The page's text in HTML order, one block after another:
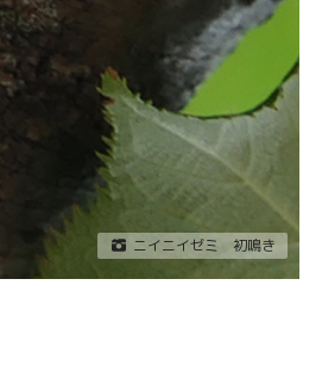
ニイニイゼミ 初鳴き